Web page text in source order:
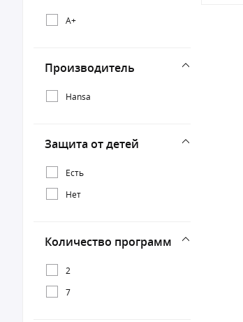
A+
Производитель
Hansa
Защита от детей
Есть
Нет
Количество программ
2
7